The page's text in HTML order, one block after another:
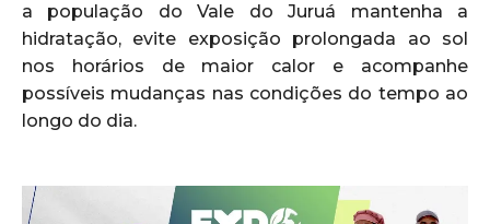
a população do Vale do Juruá mantenha a
hidratação, evite exposição prolongada ao sol
nos horários de maior calor e acompanhe
possíveis mudanças nas condições do tempo ao
longo do dia.